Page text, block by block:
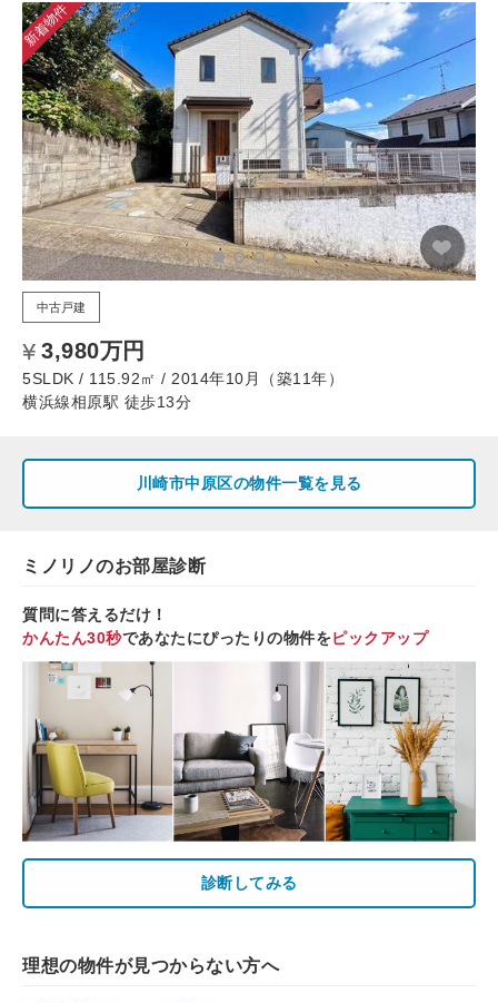
新着物件
中古戸建
3,980万円
5SLDK / 115.92㎡ / 2014年10月（築11年）
横浜線相原駅 徒歩13分
川崎市中原区の物件一覧を見る
ミノリノのお部屋診断
質問に答えるだけ！
かんたん30秒であなたにぴったりの物件をピックアップ
診断してみる
理想の物件が見つからない方へ